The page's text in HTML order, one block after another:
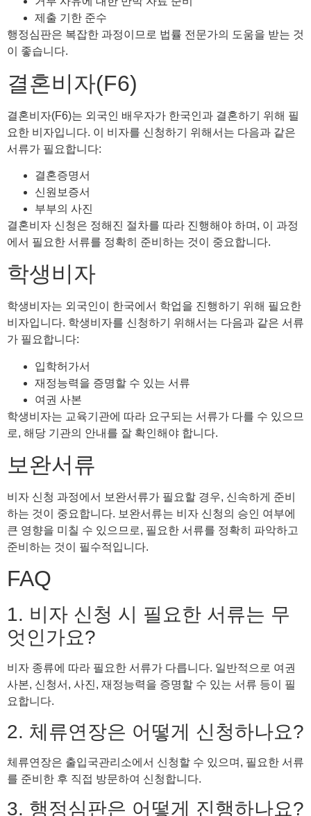
제출 기한 준수
행정심판은 복잡한 과정이므로 법률 전문가의 도움을 받는 것
이 좋습니다.
결혼비자(F6)
결혼비자(F6)는 외국인 배우자가 한국인과 결혼하기 위해 필
요한 비자입니다. 이 비자를 신청하기 위해서는 다음과 같은
서류가 필요합니다:
결혼증명서
신원보증서
부부의 사진
결혼비자 신청은 정해진 절차를 따라 진행해야 하며, 이 과정
에서 필요한 서류를 정확히 준비하는 것이 중요합니다.
학생비자
학생비자는 외국인이 한국에서 학업을 진행하기 위해 필요한
비자입니다. 학생비자를 신청하기 위해서는 다음과 같은 서류
가 필요합니다:
입학허가서
재정능력을 증명할 수 있는 서류
여권 사본
학생비자는 교육기관에 따라 요구되는 서류가 다를 수 있으므
로, 해당 기관의 안내를 잘 확인해야 합니다.
보완서류
비자 신청 과정에서 보완서류가 필요할 경우, 신속하게 준비
하는 것이 중요합니다. 보완서류는 비자 신청의 승인 여부에
큰 영향을 미칠 수 있으므로, 필요한 서류를 정확히 파악하고
준비하는 것이 필수적입니다.
FAQ
1. 비자 신청 시 필요한 서류는 무
엇인가요?
비자 종류에 따라 필요한 서류가 다릅니다. 일반적으로 여권
사본, 신청서, 사진, 재정능력을 증명할 수 있는 서류 등이 필
요합니다.
2. 체류연장은 어떻게 신청하나요?
체류연장은 출입국관리소에서 신청할 수 있으며, 필요한 서류
를 준비한 후 직접 방문하여 신청합니다.
3. 행정심판은 어떻게 진행하나요?